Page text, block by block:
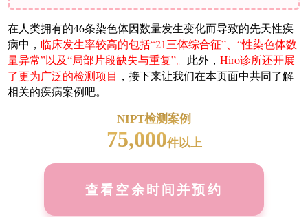
在人类拥有的46条染色体因数量发生变化而导致的先天性疾
病中， 临床发生率较高的包括“21三体综合征”、“性染色体数
量异常”以及“局部片段缺失与重复”。 此外，Hiro诊所还开展
了更为广泛的检测项目 ，接下来让我们在本页面中共同了解
相关的疾病案例吧。
NIPT检测案例
75,000件以上
查看空余时间并预约